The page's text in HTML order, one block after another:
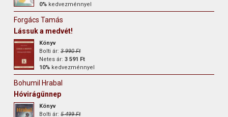
0% kedvezménnyel
Forgács Tamás
Lássuk a medvét!
Könyv
Bolti ár:3 990 Ft
Netes ár:3 591 Ft
10% kedvezménnyel
Bohumil Hrabal
Hóvirágünnep
Könyv
Bolti ár:5 499 Ft